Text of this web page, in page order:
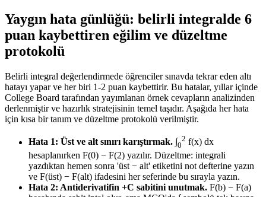
Yaygın hata günlüğü: belirli integralde 6
puan kaybettiren eğilim ve düzeltme
protokolü
Belirli integral değerlendirmede öğrenciler sınavda tekrar eden altı
hatayı yapar ve her biri 1-2 puan kaybettirir. Bu hatalar, yıllar içinde
College Board tarafından yayımlanan örnek cevapların analizinden
derlenmiştir ve hazırlık stratejisinin temel taşıdır. Aşağıda her hata
için kısa bir tanım ve düzeltme protokolü verilmiştir.
Hata 1: Üst ve alt sınırı karıştırmak. ∫0
2 f(x) dx
hesaplanırken F(0) − F(2) yazılır. Düzeltme: integrali
yazdıktan hemen sonra 'üst − alt' etiketini not defterine yazın
ve F(üst) − F(alt) ifadesini her seferinde bu sırayla yazın.
Hata 2: Antiderivatifin +C sabitini unutmak. F(b) − F(a)